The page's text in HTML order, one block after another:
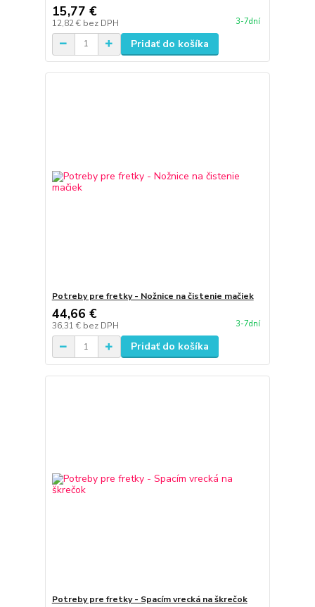
15,77 €
12,82 € bez DPH 3-7dní
Pridať do košíka
Potreby pre fretky - Nožnice na čistenie mačiek
44,66 €
36,31 € bez DPH 3-7dní
Pridať do košíka
Potreby pre fretky - Spacím vrecká na škrečok